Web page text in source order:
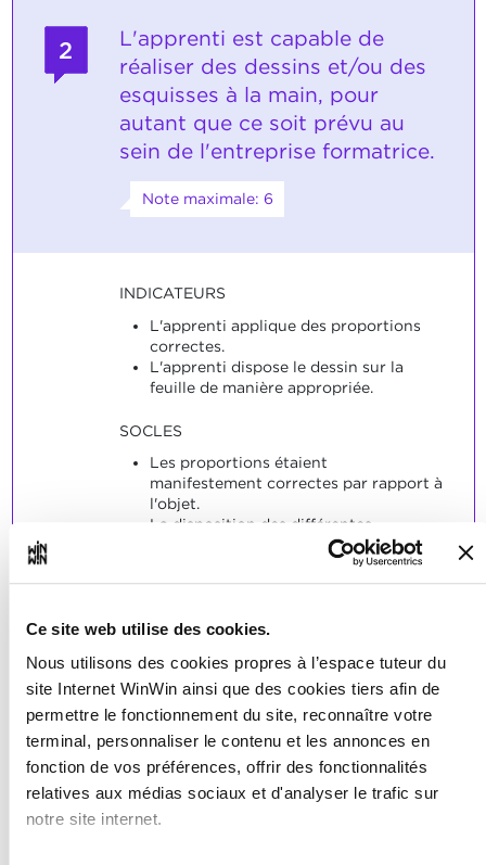
Ce site web utilise des cookies.
Nous utilisons des cookies propres à l’espace tuteur du
site Internet WinWin ainsi que des cookies tiers afin de
permettre le fonctionnement du site, reconnaître votre
terminal, personnaliser le contenu et les annonces en
fonction de vos préférences, offrir des fonctionnalités
relatives aux médias sociaux et d'analyser le trafic sur
notre site internet.
2
L'apprenti est capable de
réaliser des dessins et/ou des
esquisses à la main, pour
autant que ce soit prévu au
sein de l'entreprise formatrice.
Note maximale: 6
INDICATEURS
L'apprenti applique des proportions
correctes.
L'apprenti dispose le dessin sur la
feuille de manière appropriée.
SOCLES
Les proportions étaient
manifestement correctes par rapport à
l'objet.
La disposition des différentes
représentations sur la feuille a produit
3
L'apprenti est capable de
rédiger les légendes des
dessins sous guidance.
Note maximale: 6